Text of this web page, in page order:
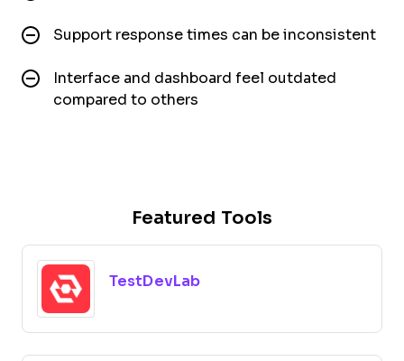
Support response times can be inconsistent
Interface and dashboard feel outdated
compared to others
Featured Tools
TestDevLab